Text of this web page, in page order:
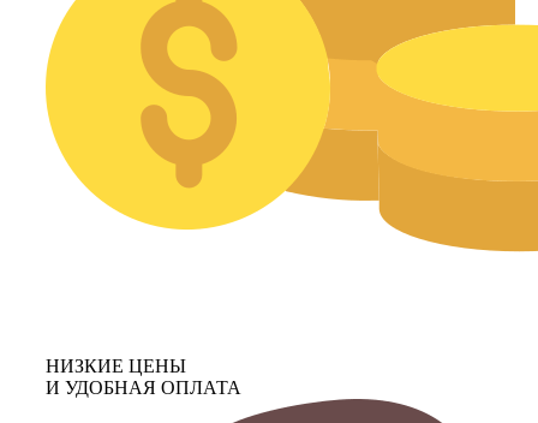
НИЗКИЕ ЦЕНЫ
И УДОБНАЯ ОПЛАТА